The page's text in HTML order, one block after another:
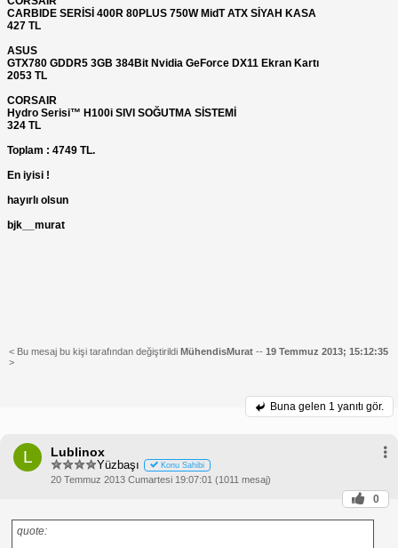
CARBIDE SERİSİ 400R 80PLUS 750W MidT ATX SİYAH KASA
427 TL
ASUS
GTX780 GDDR5 3GB 384Bit Nvidia GeForce DX11 Ekran Kartı
2053 TL
CORSAIR
Hydro Serisi™ H100i SIVI SOĞUTMA SİSTEMİ
324 TL
Toplam : 4749 TL.
En iyisi !
hayırlı olsun
bjk__murat
< Bu mesaj bu kişi tarafından değiştirildi MühendisMurat -- 19 Temmuz 2013; 15:12:35
>
Buna gelen 1 yanıtı gör.
L Lublinox
Yüzbaşı Konu Sahibi
20 Temmuz 2013 Cumartesi 19:07:01 (1011 mesaj)
0
quote: